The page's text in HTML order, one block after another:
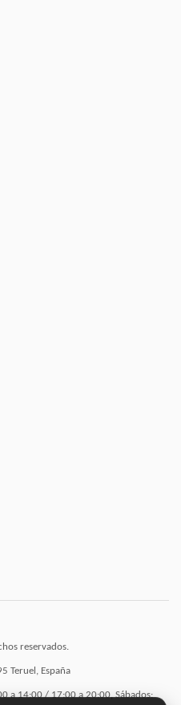
reservados.
Teruel, España
a 14:00 / 17:00 a 20:00, Sábados: